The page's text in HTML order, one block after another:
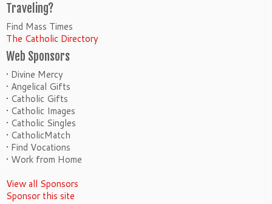
Traveling?
Find Mass Times
The Catholic Directory
Web Sponsors
• Divine Mercy
• Angelical Gifts
• Catholic Gifts
• Catholic Images
• Catholic Singles
• CatholicMatch
• Find Vocations
• Work from Home
View all Sponsors
Sponsor this site